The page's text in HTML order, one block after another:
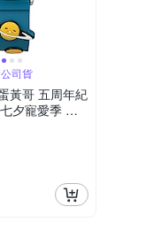
司貨
黃哥 五周年紀
夕寵愛季 送